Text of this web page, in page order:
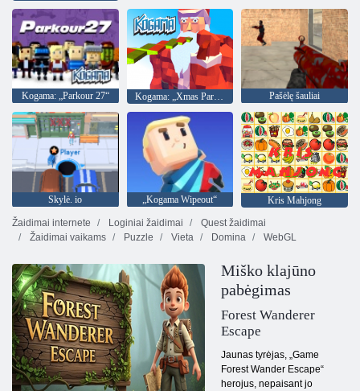
Kogama: „Parkour 27“ Kogama: „Xmas Parkour“ Pašėlę šauliai
Skylė. io „Kogama Wipeout“
Kris Mahjong
Žaidimai internete
Loginiai žaidimai
Quest žaidimai
Žaidimai vaikams
Puzzle Vieta Domina WebGL
Miško klajūno
pabėgimas
Forest Wanderer
Escape
Jaunas tyrėjas, „Game
Forest Wander Escape“
herojus, nepaisant jo